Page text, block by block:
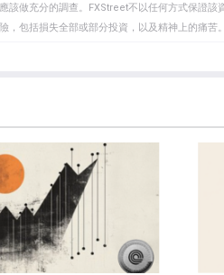
貼
板
該做充分的調查。FXStreet不以任何方式保證
，包括損失全部或部分投資，以及精神上的痛
化的建議。作者對該資訊的準確性、完整性或
其顯示或使用引起的。錯誤和遺漏除外。本文